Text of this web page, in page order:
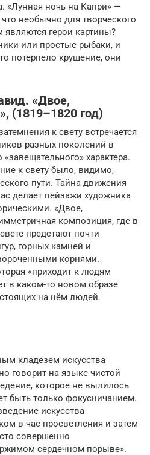
«Лунная ночь на Капри» —
необычно для творческого
герои картины?
или простые рыбаки, и
потерпело крушение, они
«Двое,
(1819–1820 год)
к свету встречается
разных поколений в
характера.
к свету было, видимо,
пути. Тайна движения
делает пейзажи художника
«Двое,
композиция, где в
предстают почти
горных камней и
корнями.
«приходит к людям
в каком-то новом образе
на нём людей.
кладезем искусства
говорит на языке чистой
которое не вылилось
быть только фокусничанием.
искусства
в час просветления и затем
совершенно
сердечном порыве».